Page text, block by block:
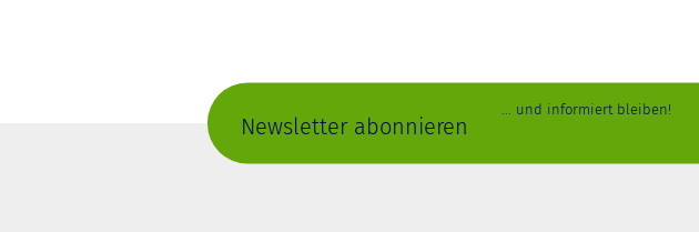
Newsletter abonnieren
... und informiert bleiben!